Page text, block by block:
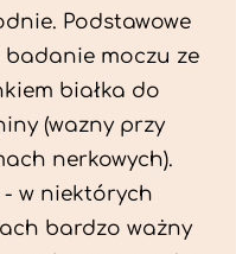
Podstawowe
moczu ze
białka do
(wazny przy
nerkowych).
- w niektórych
bardzo ważny